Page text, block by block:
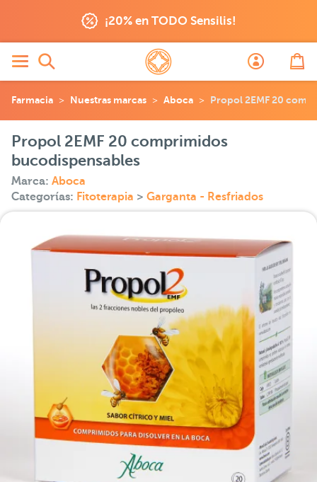
¡20% en TODO Sensilis!
Farmacia Nuestras marcas Aboca Propol 2EMF 20
Propol 2EMF 20 comprimidos
bucodispensables
Marca: Aboca
Categorías: Fitoterapia > Garganta - Resfriados